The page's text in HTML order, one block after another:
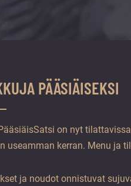
PÄÄSIÄISEKSI
on nyt
useamman kerran. Menu ja
ja noudot onnistuvat